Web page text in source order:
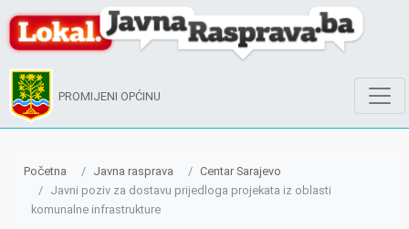
PROMIJENI OPĆINU
Početna Javna rasprava
Centar Sarajevo
Javni poziv za dostavu prijedloga projekata iz oblasti
komunalne infrastrukture